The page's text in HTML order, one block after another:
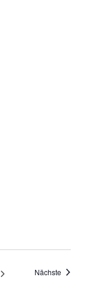
Nächste